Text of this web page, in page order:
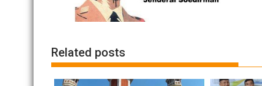
Related posts